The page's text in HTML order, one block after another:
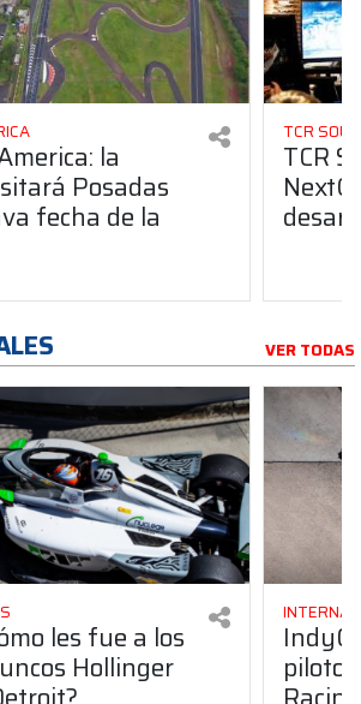
la
Posadas
fecha de la
TCR
TCR
VER TODAS
les fue a los
Hollinger